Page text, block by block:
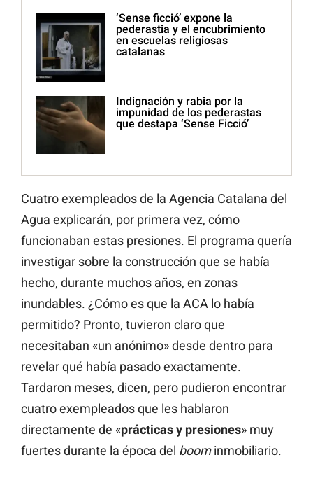
‘Sense ficció’ expone la
pederastia y el encubrimiento
en escuelas religiosas
catalanas
Indignación y rabia por la
impunidad de los pederastas
que destapa ‘Sense Ficció’
Cuatro exempleados de la Agencia Catalana del
Agua explicarán, por primera vez, cómo
funcionaban estas presiones. El programa quería
investigar sobre la construcción que se había
hecho, durante muchos años, en zonas
inundables. ¿Cómo es que la ACA lo había
permitido? Pronto, tuvieron claro que
necesitaban «un anónimo» desde dentro para
revelar qué había pasado exactamente.
Tardaron meses, dicen, pero pudieron encontrar
cuatro exempleados que les hablaron
directamente de «prácticas y presiones» muy
fuertes durante la época del boominmobiliario.